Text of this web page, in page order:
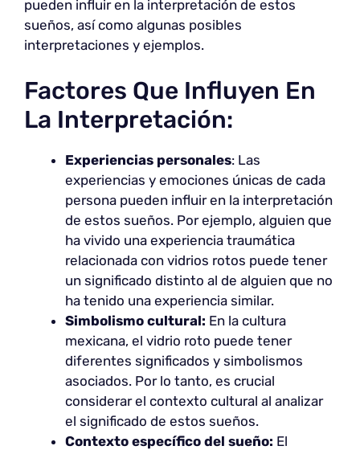
pueden influir en la interpretación de estos
sueños, así como algunas posibles
interpretaciones y ejemplos.
Factores Que Influyen En
La Interpretación:
Experiencias personales: Las
experiencias y emociones únicas de cada
persona pueden influir en la interpretación
de estos sueños. Por ejemplo, alguien que
ha vivido una experiencia traumática
relacionada con vidrios rotos puede tener
un significado distinto al de alguien que no
ha tenido una experiencia similar.
Simbolismo cultural: En la cultura
mexicana, el vidrio roto puede tener
diferentes significados y simbolismos
asociados. Por lo tanto, es crucial
considerar el contexto cultural al analizar
el significado de estos sueños.
Contexto específico del sueño: El